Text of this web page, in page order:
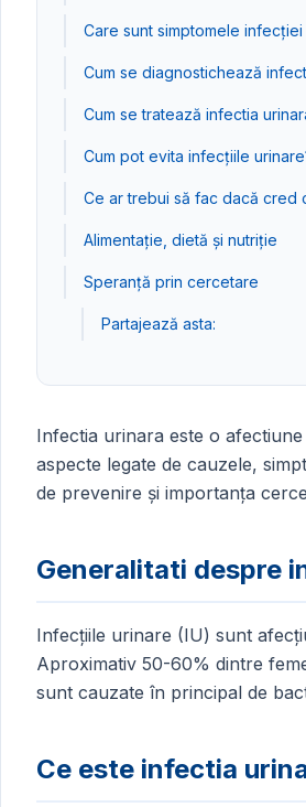
Care sunt simptomele infecției
Cum se diagnostichează
Cum se tratează infectia
Cum pot evita infecțiile
Ce ar trebui să fac dacă cred
Alimentație, dietă și nutriție
Speranță prin cercetare
Partajează asta:
Infectia urinara este o
aspecte legate de cauzele,
de prevenire și importanța
Generalitati despre
Infecțiile urinare (IU) sunt
Aproximativ 50-60% dintre
sunt cauzate în principal de
Ce este infectia